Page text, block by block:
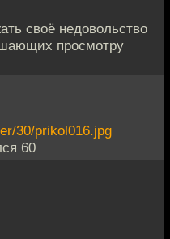
своё недовольство
просмотру
30/prikol016.jpg
60